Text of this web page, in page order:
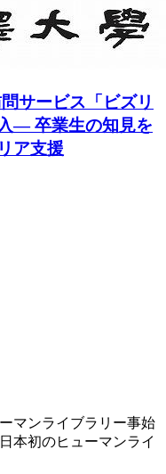
サービス「ビズリ
― 卒業生の知見を
ア支援
マンライブラリー事始
本初のヒューマンライ